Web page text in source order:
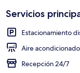
Servicios
Estacionamiento
Aire acondicionado
Recepción 24/7